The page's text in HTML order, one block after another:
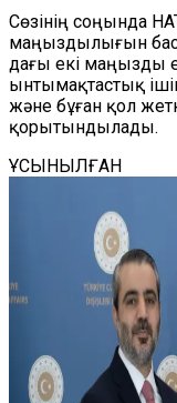
Сөзінің соңында
маңыздылығын
дағы екі маңызды
ынтымақтастық
және бұған қол
қорытындылады.
ҰСЫНЫЛҒАН